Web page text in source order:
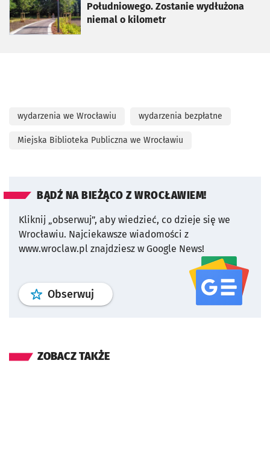
Południowego. Zostanie wydłużona
niemal o kilometr
wydarzenia we Wrocławiu wydarzenia bezpłatne
Miejska Biblioteka Publiczna we Wrocławiu
BĄDŹ NA BIEŻĄCO Z WROCŁAWIEM!
Kliknij „obserwuj”, aby wiedzieć, co dzieje się we
Wrocławiu. Najciekawsze wiadomości z
www.wroclaw.pl znajdziesz w Google News!
Obserwuj profil serwisu
ZOBACZ TAKŻE